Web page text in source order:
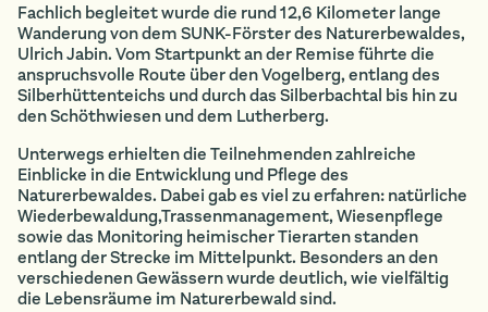
Fachlich begleitet wurde die rund 12,6 Kilometer lange
Wanderung von dem SUNK-Förster des Naturerbewaldes,
Ulrich Jabin. Vom Startpunkt an der Remise führte die
anspruchsvolle Route über den Vogelberg, entlang des
Silberhüttenteichs und durch das Silberbachtal bis hin zu
den Schöthwiesen und dem Lutherberg.
Unterwegs erhielten die Teilnehmenden zahlreiche
Einblicke in die Entwicklung und Pflege des
Naturerbewaldes. Dabei gab es viel zu erfahren: natürliche
Wiederbewaldung,Trassenmanagement, Wiesenpflege
sowie das Monitoring heimischer Tierarten standen
entlang der Strecke im Mittelpunkt. Besonders an den
verschiedenen Gewässern wurde deutlich, wie vielfältig
die Lebensräume im Naturerbewald sind.